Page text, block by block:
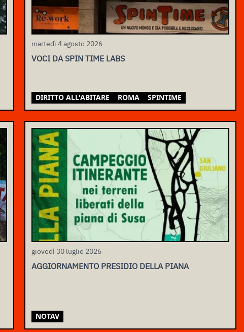
martedì 4 agosto 2026
VOCI DA SPIN TIME LABS
DIRITTO ALL'ABITARE ROMA SPINTIME
giovedì 30 luglio 2026
AGGIORNAMENTO PRESIDIO DELLA PIANA
NOTAV